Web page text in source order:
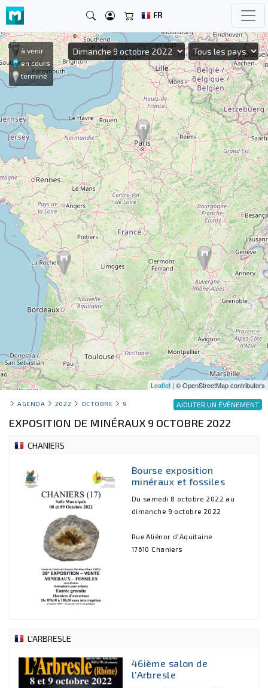
FR
Leaflet | © OpenStreetMap contributors
à venir
en cours
terminé
AJOUTER UN ÉVÈNEMENT
AGENDA 2022 OCTOBRE 9
EXPOSITION DE MINÉRAUX 9 OCTOBRE 2022
CHANIERS
Bourse exposition
minéraux et fossiles
Du samedi 8 octobre 2022 au
dimanche 9 octobre 2022
Rue Aliénor d'Aquitaine
17610 Chaniers
L'ARBRESLE
46ième salon de
l'Arbresle